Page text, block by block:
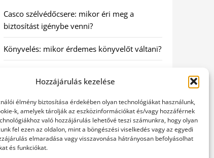
Hozzájárulás kezelése
élmény biztosítása érdekében olyan technológiákat használunk,
k, amelyek tárolják az eszközinformációkat és/vagy hozzáférnek
való hozzájárulás lehetővé teszi számunkra, hogy olyan
fel ezen az oldalon, mint a böngészési viselkedés vagy az egyedi
elmaradása vagy visszavonása hátrányosan befolyásolhat
és funkciókat.
Casco szélvédőcsere: mikor éri meg a
biztosítást igénybe venni?
Könyvelés: mikor érdemes könyvelőt váltani?
szakszerű jogi háttér a biztonságos
Munkajogi ügyvéd: miért nem érdemes várni
a jogi segítséggel